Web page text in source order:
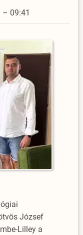
– 09:41
József
Lilley a